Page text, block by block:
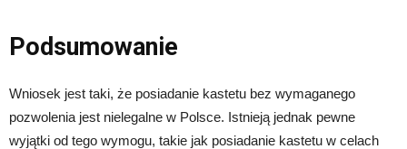
Podsumowanie
Wniosek jest taki, że posiadanie kastetu bez wymaganego
pozwolenia jest nielegalne w Polsce. Istnieją jednak pewne
wyjątki od tego wymogu, takie jak posiadanie kastetu w celach